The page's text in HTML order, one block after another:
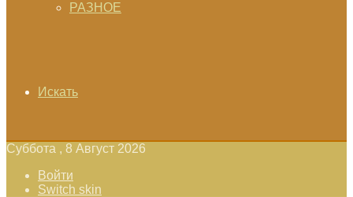
РАЗНОЕ
Искать
Суббота , 8 Август 2026
Войти
Switch skin